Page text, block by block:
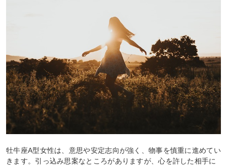
牡牛座A型女性は、意思や安定志向が強く、物事を慎重に進めてい
きます。引っ込み思案なところがありますが、心を許した相手に